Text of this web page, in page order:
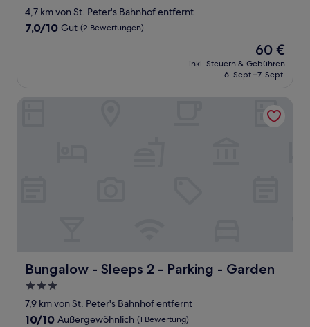
Sterne-
Unterkunft
4,7 km von St. Peter's Bahnhof entfernt
7.0
7,0/10 Gut (2 Bewertungen)
Der
Preis
beträgt
60 €
inkl. Steuern & Gebühren
6. Sept.–7. Sept.
Bungalow - Sleeps 2 - Parking - Garden
Bungalow - Sleeps 2 - Parking - Garden
3.0-
Sterne-
Unterkunft
7,9 km von St. Peter's Bahnhof entfernt
10.0
10/10 Außergewöhnlich (1 Bewertung)